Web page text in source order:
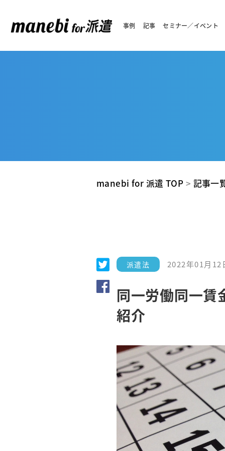
事例 記事 セミナー／イベント
manebi for 派遣 TOP > 記事一
派遣法 2022年01月12
同一労働同一賃
紹介